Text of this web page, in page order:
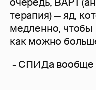
очередь, ВАРТ
терапия) — яд,
медленно, чтобы
как можно
- СПИДа вообще